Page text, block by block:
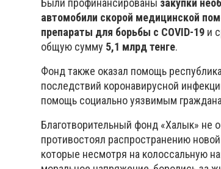
автомобили скорой медицинской
препараты для борьбы с COVID-19 и
общую сумму 5,1 млрд тенге.
Фонд также оказал помощь
последствий коронавирусной
помощь социально уязвимым
Благотворительный фонд «Халык» не
противостоял распространению
которые несмотря на колоссальную